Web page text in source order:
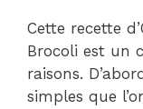
Cette recette
Brocoli est un
raisons.
simples que